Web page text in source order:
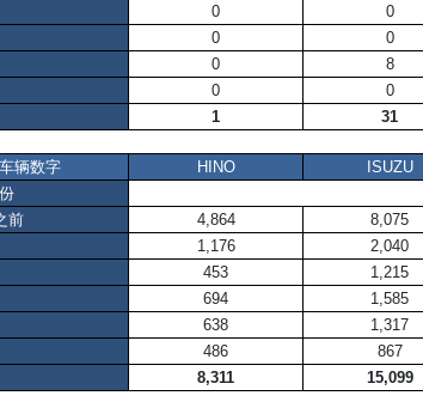
0 0
0 0
0 8
0 0
1 31
辆数字 HINO ISUZU
前
4,864 8,075
1,176 2,040
453 1,215
694 1,585
638 1,317
486 867
8,311 15,099